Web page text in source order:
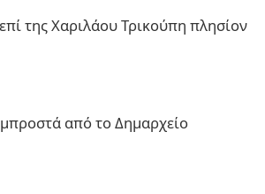
της Χαριλάου Τρικούπη πλησίον
από το Δημαρχείο